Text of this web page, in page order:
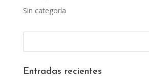
Sin categoría
Entradas recientes